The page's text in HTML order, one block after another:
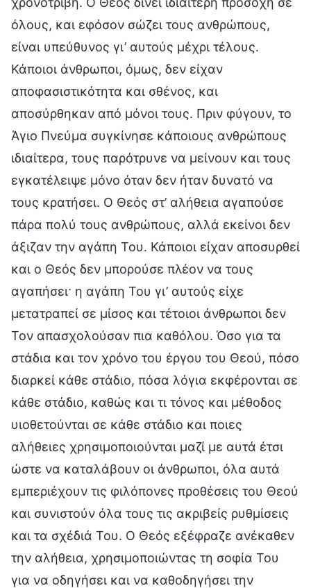
όλους, και εφόσον σώζει τους ανθρώπους,
είναι υπεύθυνος γι’ αυτούς μέχρι τέλους.
Κάποιοι άνθρωποι, όμως, δεν είχαν
αποφασιστικότητα και σθένος, και
αποσύρθηκαν από μόνοι τους. Πριν φύγουν, το
Άγιο Πνεύμα συγκίνησε κάποιους ανθρώπους
ιδιαίτερα, τους παρότρυνε να μείνουν και τους
εγκατέλειψε μόνο όταν δεν ήταν δυνατό να
τους κρατήσει. Ο Θεός στ’ αλήθεια αγαπούσε
πάρα πολύ τους ανθρώπους, αλλά εκείνοι δεν
άξιζαν την αγάπη Του. Κάποιοι είχαν αποσυρθεί
και ο Θεός δεν μπορούσε πλέον να τους
αγαπήσει· η αγάπη Του γι’ αυτούς είχε
μετατραπεί σε μίσος και τέτοιοι άνθρωποι δεν
Τον απασχολούσαν πια καθόλου. Όσο για τα
στάδια και τον χρόνο του έργου του Θεού, πόσο
διαρκεί κάθε στάδιο, πόσα λόγια εκφέρονται σε
κάθε στάδιο, καθώς και τι τόνος και μέθοδος
υιοθετούνται σε κάθε στάδιο και ποιες
αλήθειες χρησιμοποιούνται μαζί με αυτά έτσι
ώστε να καταλάβουν οι άνθρωποι, όλα αυτά
εμπεριέχουν τις φιλόπονες προθέσεις του Θεού
και συνιστούν όλα τους τις ακριβείς ρυθμίσεις
και τα σχέδιά Του. Ο Θεός εξέφραζε ανέκαθεν
την αλήθεια, χρησιμοποιώντας τη σοφία Του
για να οδηγήσει και να καθοδηγήσει την